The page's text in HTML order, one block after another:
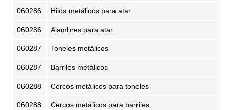
060286 Hilos metálicos para atar
060286 Alambres para atar
060287 Toneles metálicos
060287 Barriles metálicos
060288 Cercos metálicos para toneles
060288 Cercos metálicos para barriles